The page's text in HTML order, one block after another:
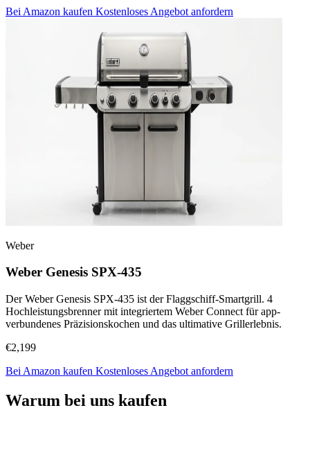
Bei Amazon kaufen Kostenloses Angebot anfordern
Weber
Weber Genesis SPX-435
Der Weber Genesis SPX-435 ist der Flaggschiff-Smartgrill. 4
Hochleistungsbrenner mit integriertem Weber Connect für app-
verbundenes Präzisionskochen und das ultimative Grillerlebnis.
€2,199
Bei Amazon kaufen Kostenloses Angebot anfordern
Warum bei uns kaufen